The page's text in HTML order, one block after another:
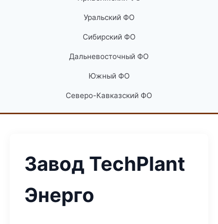
Уральский ФО
Сибирский ФО
Дальневосточный ФО
Южный ФО
Северо-Кавказский ФО
Завод TechPlant
Энерго